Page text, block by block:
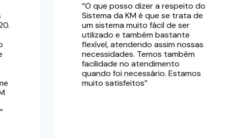
“O que posso dizer a respeito do
Sistema da KM é que se trata de
um sistema muito fácil de ser
utilizado e também bastante
flexível, atendendo assim nossas
necessidades. Temos também
facilidade no atendimento
quando foi necessário. Estamos
muito satisfeitos”